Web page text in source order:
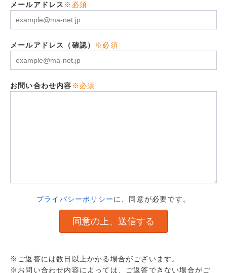
メールアドレス ※必須
メールアドレス（確認） ※必須
お問い合わせ内容 ※必須
プライバシーポリシーに、同意が必要です。
※ご返答には数日以上かかる場合がございます。
※お問い合わせ内容によっては、ご返答できない場合がご